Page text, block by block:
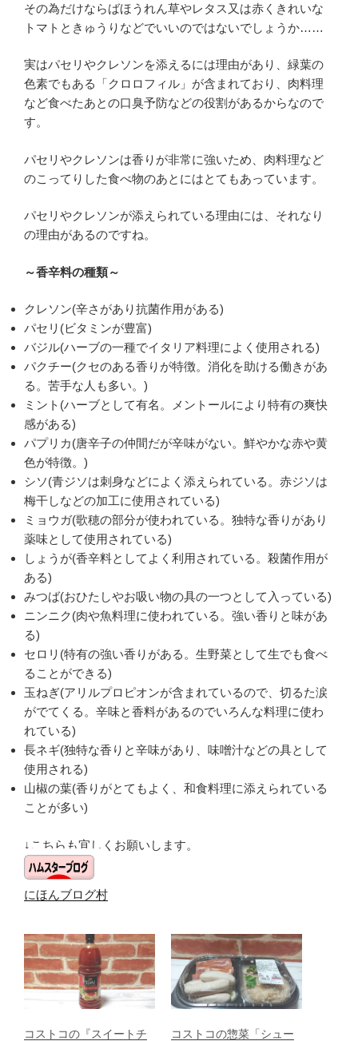
その為だけならばほうれん草やレタス又は赤くきれいな
トマトときゅうりなどでいいのではないでしょうか……
実はパセリやクレソンを添えるには理由があり、緑葉の
色素でもある「クロロフィル」が含まれており、肉料理
など食べたあとの口臭予防などの役割があるからなので
す。
パセリやクレソンは香りが非常に強いため、肉料理など
のこってりした食べ物のあとにはとてもあっています。
パセリやクレソンが添えられている理由には、それなり
の理由があるのですね。
～香辛料の種類～
クレソン(辛さがあり抗菌作用がある)
パセリ(ビタミンが豊富)
バジル(ハーブの一種でイタリア料理によく使用される)
パクチー(クセのある香りが特徴。消化を助ける働きがあ
る。苦手な人も多い。)
ミント(ハーブとして有名。メントールにより特有の爽快
感がある)
パプリカ(唐辛子の仲間だが辛味がない。鮮やかな赤や黄
色が特徴。)
シソ(青ジソは刺身などによく添えられている。赤ジソは
梅干しなどの加工に使用されている)
ミョウガ(歌穂の部分が使われている。独特な香りがあり
薬味として使用されている)
しょうが(香辛料としてよく利用されている。殺菌作用が
ある)
みつば(おひたしやお吸い物の具の一つとして入っている)
ニンニク(肉や魚料理に使われている。強い香りと味があ
る)
セロリ(特有の強い香りがある。生野菜として生でも食べ
ることができる)
玉ねぎ(アリルプロピオンが含まれているので、切るた涙
がでてくる。辛味と香料があるのでいろんな料理に使わ
れている)
長ネギ(独特な香りと辛味があり、味噌汁などの具として
使用される)
山椒の葉(香りがとてもよく、和食料理に添えられている
ことが多い)
↓こちらも宜しくお願いします。
にほんブログ村
コストコの『スイートチ
コストコの惣菜「シュー